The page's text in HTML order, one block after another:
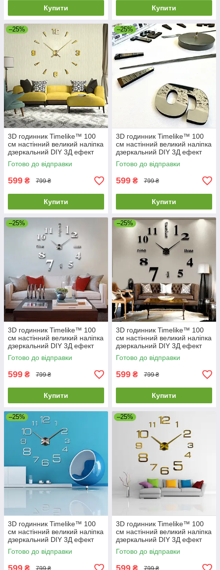
Купити Купити
–25%
3D годинник Timelike™ 100
см настінний великий наліпка
дзеркальний DIY 3Д ефект
Арабські2-G золотистий
Готово до відправки
599 ₴ 799 ₴
Купити
–25%
3D годинник Timelike™ 100
см настінний великий наліпка
дзеркальний DIY 3Д ефект
Арабські2-Gr в їдальню сірий
Готово до відправки
599 ₴ 799 ₴
Купити
–25%
3D годинник Timelike™ 100
см настінний великий наліпка
дзеркальний DIY 3Д ефект
Написи-S сріблястий
Готово до відправки
599 ₴ 799 ₴
Купити
–25%
3D годинник Timelike™ 100
см настінний великий наліпка
дзеркальний DIY 3Д ефект
Написи-B чорний
Готово до відправки
599 ₴ 799 ₴
Купити
–25%
3D годинник Timelike™ 100
см настінний великий наліпка
дзеркальний DIY 3Д ефект
Арабські3-S сріблястий
Готово до відправки
799 ₴
–25%
3D годинник Timelike™ 100
см настінний великий наліпка
дзеркальний DIY 3Д ефект
Арабські3-G золотистий
Готово до відправки
799 ₴